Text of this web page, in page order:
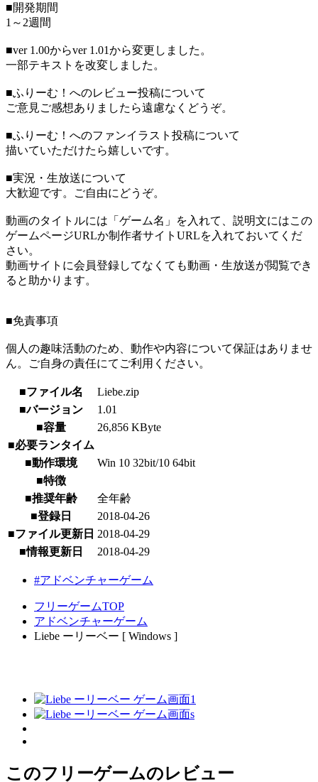
■開発期間
1～2週間
■ver 1.00からver 1.01から変更しました。
一部テキストを改変しました。
■ふりーむ！へのレビュー投稿について
ご意見ご感想ありましたら遠慮なくどうぞ。
■ふりーむ！へのファンイラスト投稿について
描いていただけたら嬉しいです。
■実況・生放送について
大歓迎です。ご自由にどうぞ。
動画のタイトルには「ゲーム名」を入れて、説明文にはこの
ゲームページURLか制作者サイトURLを入れておいてくだ
さい。
動画サイトに会員登録してなくても動画・生放送が閲覧でき
ると助かります。
■免責事項
個人の趣味活動のため、動作や内容について保証はありませ
ん。ご自身の責任にてご利用ください。
■ファイル名
Liebe.zip
■バージョン
1.01
■容量
26,856 KByte
■必要ランタイム
■動作環境
Win 10 32bit/10 64bit
■特徴
■推奨年齢
全年齢
■登録日
2018-04-26
■ファイル更新日 2018-04-29
■情報更新日
2018-04-29
#アドベンチャーゲーム
フリーゲームTOP
アドベンチャーゲーム
Liebe ーリーベー [ Windows ]
このフリーゲームのレビュー